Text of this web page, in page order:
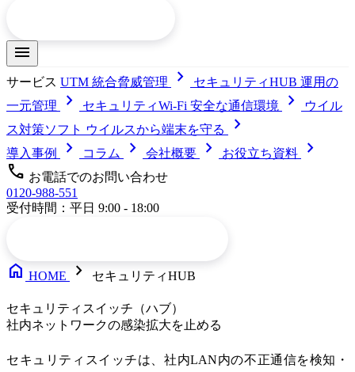
menu
サービス UTM 統合脅威管理 chevron_right セキュリティHUB 運用の
一元管理
chevron_right セキュリティWi-Fi 安全な通信環境 chevron_right
ウイル
ス対策ソフト ウイルスから端末を守る chevron_right
導入事例 chevron_right コラム chevron_right 会社概要 chevron_right お役立ち資料
chevron_right
call お電話でのお問い合わせ
0120-988-551
受付時間：平日 9:00 - 18:00
home HOME chevron_right セキュリティHUB
セキュリティスイッチ（ハブ）
社内ネットワークの感染拡大を止める
セキュリティスイッチは、社内LAN内の不正通信を検知・